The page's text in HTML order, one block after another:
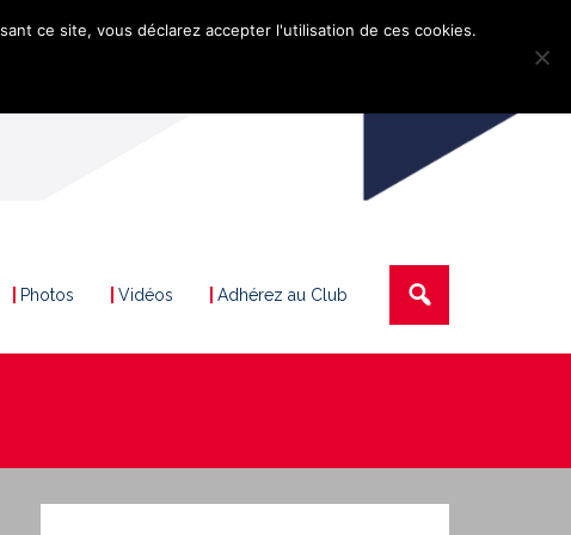
Photos Vidéos Adhérez au Club
ce site, vous déclarez accepter l'utilisation de ces cookies.